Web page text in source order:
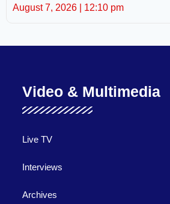
August 7, 2026 12:10 pm
Video & Multimedia
Live TV
Interviews
Archives